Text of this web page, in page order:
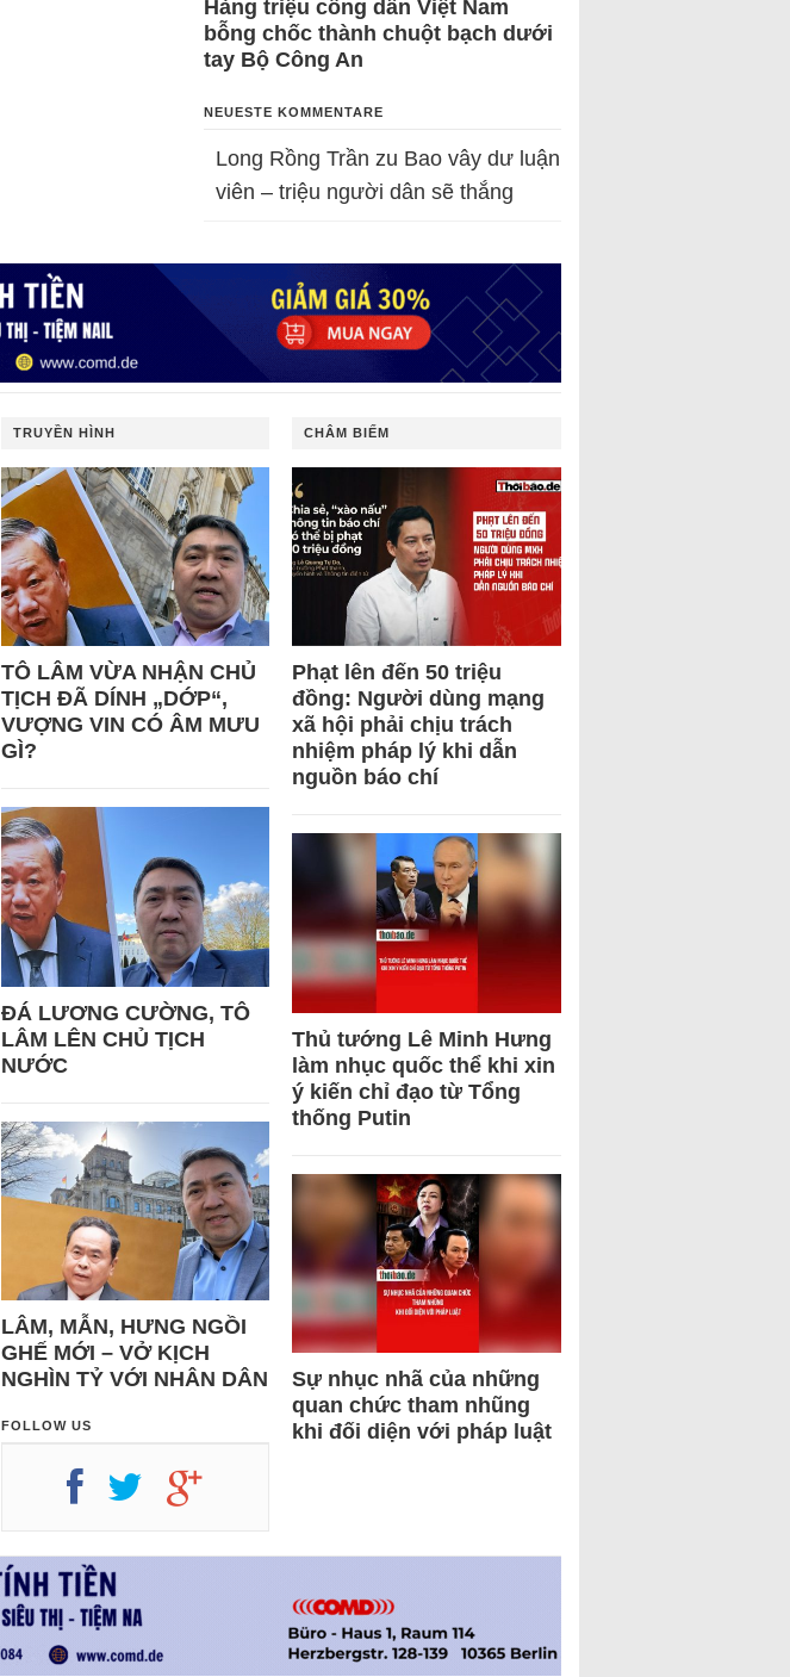
Hàng triệu công dân Việt Nam
bỗng chốc thành chuột bạch dưới
tay Bộ Công An
NEUESTE KOMMENTARE
Long Rồng Trần zu Bao vây dư luận
viên – triệu người dân sẽ thắng
TRUYỀN HÌNH
TÔ LÂM VỪA NHẬN CHỦ
TỊCH ĐÃ DÍNH „DỚP“,
VƯỢNG VIN CÓ ÂM MƯU
GÌ?
ĐÁ LƯƠNG CƯỜNG, TÔ
LÂM LÊN CHỦ TỊCH
NƯỚC
LÂM, MẪN, HƯNG NGỒI
GHẾ MỚI – VỞ KỊCH
NGHÌN TỶ VỚI NHÂN DÂN
FOLLOW US
CHÂM BIẾM
Phạt lên đến 50 triệu
đồng: Người dùng mạng
xã hội phải chịu trách
nhiệm pháp lý khi dẫn
nguồn báo chí
Thủ tướng Lê Minh Hưng
làm nhục quốc thể khi xin
ý kiến chỉ đạo từ Tổng
thống Putin
Sự nhục nhã của những
quan chức tham nhũng
khi đối diện với pháp luật